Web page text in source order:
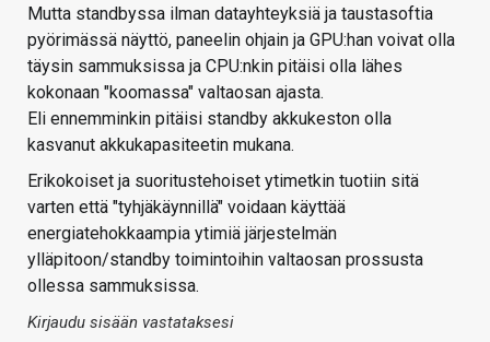
Mutta standbyssa ilman datayhteyksiä ja taustasoftia
pyörimässä näyttö, paneelin ohjain ja GPU:han voivat olla
täysin sammuksissa ja CPU:nkin pitäisi olla lähes
kokonaan "koomassa" valtaosan ajasta.
Eli ennemminkin pitäisi standby akkukeston olla
kasvanut akkukapasiteetin mukana.
Erikokoiset ja suoritustehoiset ytimetkin tuotiin sitä
varten että "tyhjäkäynnillä" voidaan käyttää
energiatehokkaampia ytimiä järjestelmän
ylläpitoon/standby toimintoihin valtaosan prossusta
ollessa sammuksissa.
Kirjaudu sisään vastataksesi